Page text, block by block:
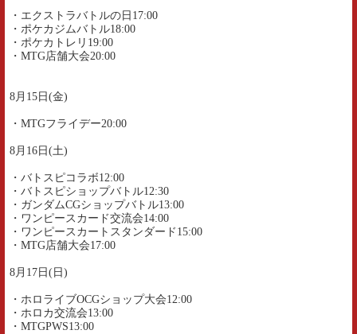
・エクストラバトルの日17:00
・ポケカジムバトル18:00
・ポケカトレリ19:00
・MTG店舗大会20:00
8月15日(金)
・MTGフライデー20:00
8月16日(土)
・バトスピコラボ12:00
・バトスピショップバトル12:30
・ガンダムCGショップバトル13:00
・ワンピースカード交流会14:00
・ワンピースカートスタンダード15:00
・MTG店舗大会17:00
8月17日(日)
・ホロライブOCGショップ大会12:00
・ホロカ交流会13:00
・MTGPWS13:00